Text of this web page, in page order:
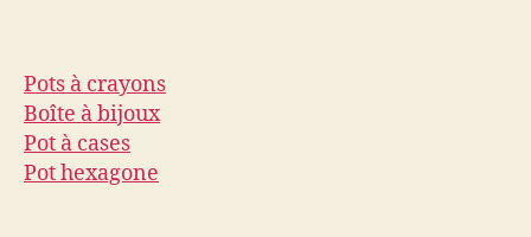
Pots à crayons
Boîte à bijoux
Pot à cases
Pot hexagone